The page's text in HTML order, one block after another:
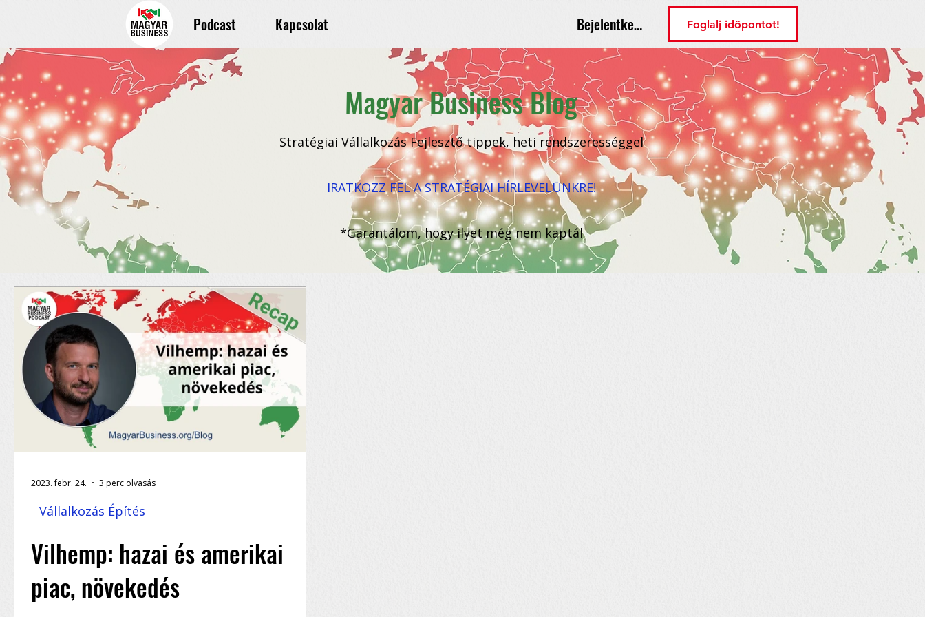
Podcast Kapcsolat Bejelentkezés Foglalj időpontot!
Magyar Business Blog
Stratégiai Vállalkozás Fejlesztő tippek, heti rendszerességgel
IRATKOZZ FEL A STRATÉGIAI HÍRLEVELŪNKRE!
*Garantálom, hogy ilyet még nem kaptál
Vilhemp: hazai és amerikai
piac, növekedés
Vállalkozás Építés
2023. febr. 24. 3 perc olvasás